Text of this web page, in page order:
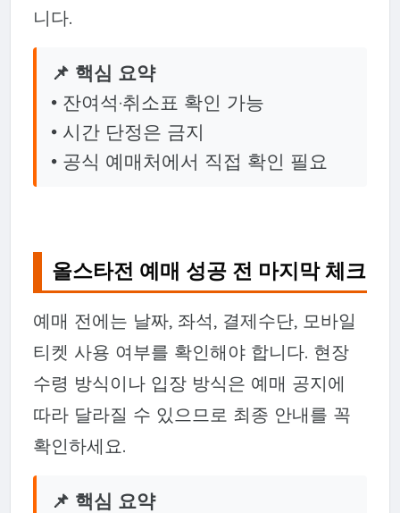
니다.
📌 핵심 요약
• 잔여석·취소표 확인 가능
• 시간 단정은 금지
• 공식 예매처에서 직접 확인 필요
올스타전 예매 성공 전 마지막 체크
예매 전에는 날짜, 좌석, 결제수단, 모바일
티켓 사용 여부를 확인해야 합니다. 현장
수령 방식이나 입장 방식은 예매 공지에
따라 달라질 수 있으므로 최종 안내를 꼭
확인하세요.
📌 핵심 요약